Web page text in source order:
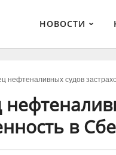
НОВОСТИ
нефтеналивных судов
в